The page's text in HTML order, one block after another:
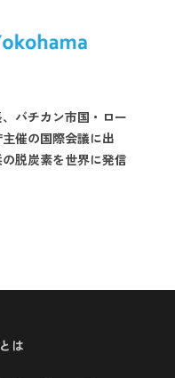
バチカン市国・ロー
催の国際会議に出
脱炭素を世界に発信
は